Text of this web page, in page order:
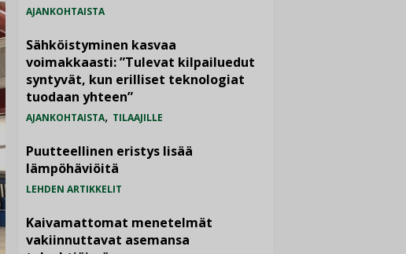
AJANKOHTAISTA
Sähköistyminen kasvaa
voimakkaasti: ”Tulevat kilpailuedut
syntyvät, kun erilliset teknologiat
tuodaan yhteen”
AJANKOHTAISTA, TILAAJILLE
Puutteellinen eristys lisää
lämpöhäviöitä
LEHDEN ARTIKKELIT
Kaivamattomat menetelmät
vakiinnuttavat asemansa